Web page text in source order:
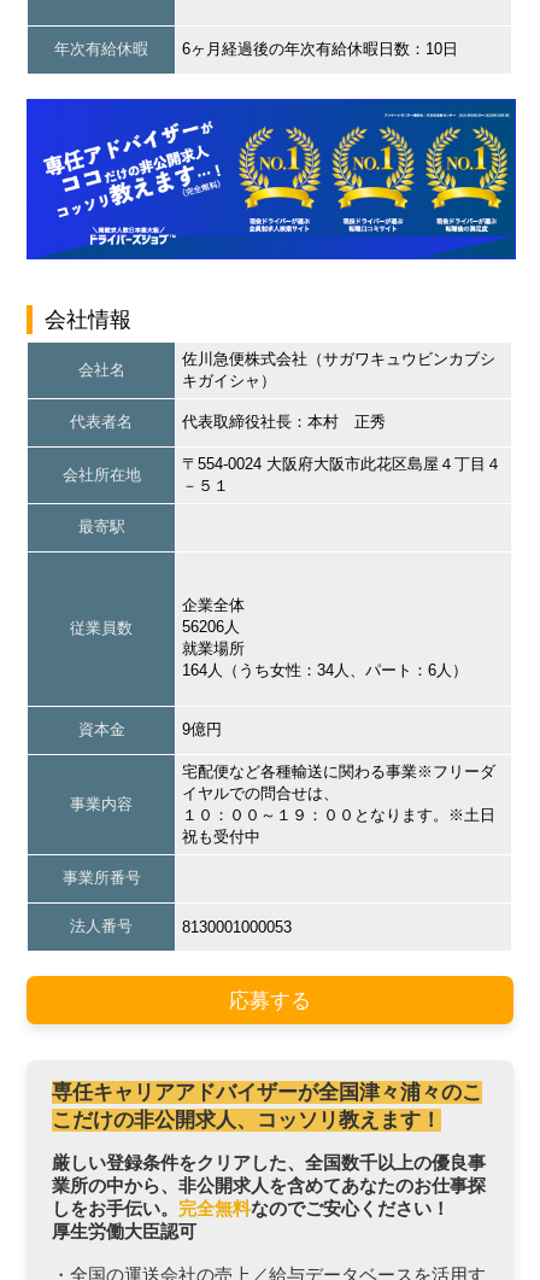
年次有給休暇 6ヶ月経過後の年次有給休暇日数：10日
会社情報
会社名
佐川急便株式会社（サガワキュウビンカブシ
キガイシャ）
代表者名 代表取締役社長：本村 正秀
会社所在地
〒554-0024 大阪府大阪市此花区島屋４丁目４
－５１
最寄駅
従業員数
企業全体
56206人
就業場所
164人（うち女性：34人、パート：6人）
資本金 9億円
事業内容
宅配便など各種輸送に関わる事業※フリーダ
イヤルでの問合せは、
１０：００～１９：００となります。※土日
祝も受付中
事業所番号
法人番号 8130001000053
応募する
専任キャリアアドバイザーが全国津々浦々のこ
こだけの非公開求人、コッソリ教えます！
厳しい登録条件をクリアした、全国数千以上の優良事
業所の中から、非公開求人を含めてあなたのお仕事探
しをお手伝い。 完全無料なのでご安心ください！
厚生労働大臣認可
・全国の運送会社の売上／給与データベースを活用す